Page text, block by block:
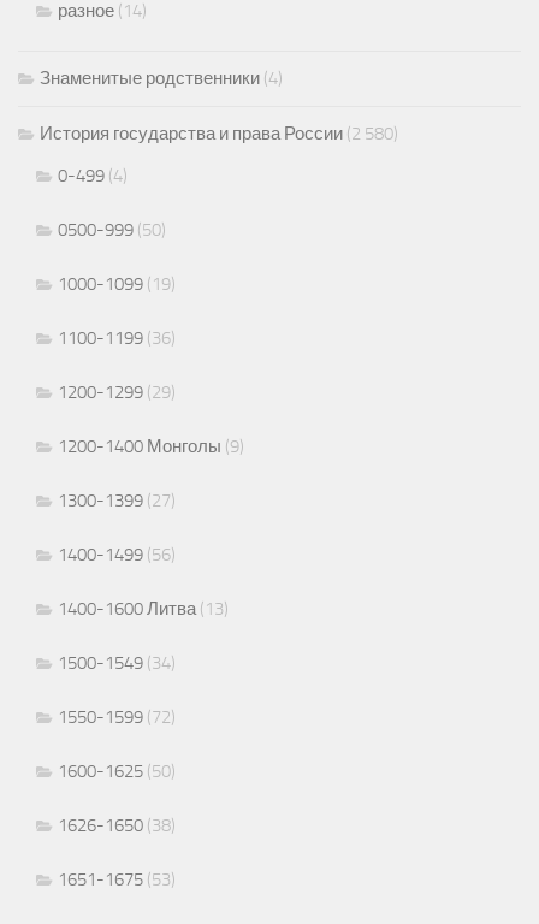
разное (14)
Знаменитые родственники (4)
История государства и права России (2 580)
0-499 (4)
0500-999 (50)
1000-1099 (19)
1100-1199 (36)
1200-1299 (29)
1200-1400 Монголы (9)
1300-1399 (27)
1400-1499 (56)
1400-1600 Литва(13)
1500-1549 (34)
1550-1599 (72)
1600-1625 (50)
1626-1650 (38)
1651-1675 (53)